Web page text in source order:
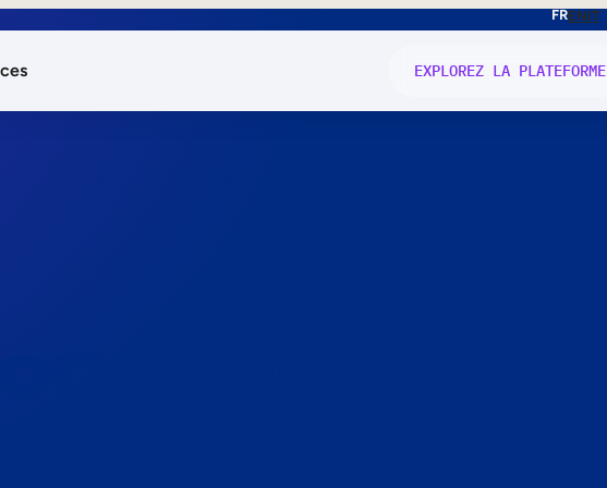
FRENIT
EXPLOREZ LA PLATEFORME